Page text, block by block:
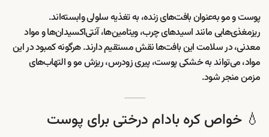
پوست و مو به‌عنوان بافت‌های زنده، به تغذیه سلولی وابسته‌اند.
ریزمغذی‌هایی مانند اسیدهای چرب، ویتامین‌ها، آنتی‌اکسیدان‌ها و مواد
معدنی، در سلامت این بافت‌ها نقش مستقیم دارند. هرگونه کمبود در این
مواد، می‌تواند به خشکی پوست، پیری زودرس، ریزش مو و التهاب‌های
مزمن منجر شود.
💧 خواص کره بادام درختی برای پوست